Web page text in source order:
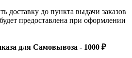
доставку до пункта выдачи заказов
предоставлена при оформлении
для Самовывоза - 1000 ₽